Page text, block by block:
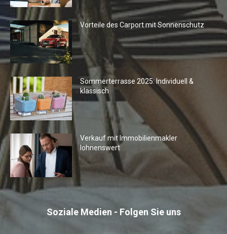
Vorteile des Carport mit Sonnenschutz
Sommerterrasse 2025: Individuell &
klassisch
Verkauf mit Immobilienmakler
lohnenswert
Soziale Medien - Folgen Sie uns